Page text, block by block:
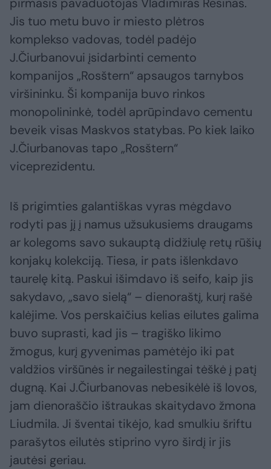
pirmasis pavaduotojas Vladimiras Resinas.
Jis tuo metu buvo ir miesto plėtros
komplekso vadovas, todėl padėjo
J.Čiurbanovui įsidarbinti cemento
kompanijos „Rosštern“ apsaugos tarnybos
viršininku. Ši kompanija buvo rinkos
monopolininkė, todėl aprūpindavo cementu
beveik visas Maskvos statybas. Po kiek laiko
J.Čiurbanovas tapo „Rosštern“
viceprezidentu.
Iš prigimties galantiškas vyras mėgdavo
rodyti pas jį į namus užsukusiems draugams
ar kolegoms savo sukauptą didžiulę retų rūšių
konjakų kolekciją. Tiesa, ir pats išlenkdavo
taurelę kitą. Paskui išimdavo iš seifo, kaip jis
sakydavo, „savo sielą“ – dienoraštį, kurį rašė
kalėjime. Vos perskaičius kelias eilutes galima
buvo suprasti, kad jis – tragiško likimo
žmogus, kurį gyvenimas pamėtėjo iki pat
valdžios viršūnės ir negailestingai tėškė į patį
dugną. Kai J.Čiurbanovas nebesikėlė iš lovos,
jam dienoraščio ištraukas skaitydavo žmona
Liudmila. Ji šventai tikėjo, kad smulkiu šriftu
parašytos eilutės stiprino vyro širdį ir jis
jautėsi geriau.